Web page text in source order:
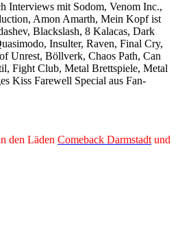
Interviews mit Sodom, Venom Inc.,
Amon Amarth, Mein Kopf ist
Blackslash, 8 Kalacas, Dark
Insulter, Raven, Final Cry,
Unrest, Böllverk, Chaos Path, Can
Fight Club, Metal Brettspiele, Metal
Kiss Farewell Special aus Fan-
den Läden Comeback Darmstadt und